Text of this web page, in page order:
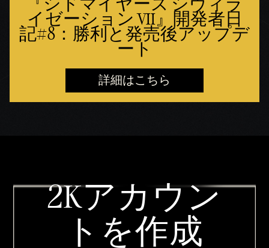
イゼーション VII』開発者日
記#8：勝利と発売後アップデ
ート
詳細はこちら
2Kアカウン
トを作成